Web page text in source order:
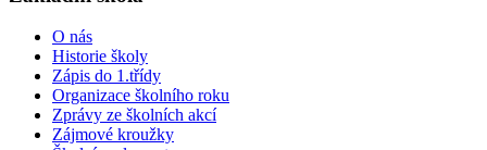
O nás
Historie školy
Zápis do 1.třídy
Organizace školního roku
Zprávy ze školních akcí
Zájmové kroužky